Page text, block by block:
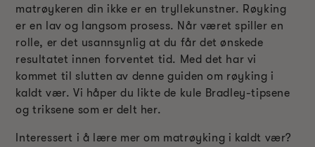
matrøykeren din ikke er en tryllekunstner. Røyking
er en lav og langsom prosess. Når været spiller en
rolle, er det usannsynlig at du får det ønskede
resultatet innen forventet tid. Med det har vi
kommet til slutten av denne guiden om røyking i
kaldt vær. Vi håper du likte de kule Bradley-tipsene
og triksene som er delt her.
Interessert i å lære mer om matrøyking i kaldt vær?